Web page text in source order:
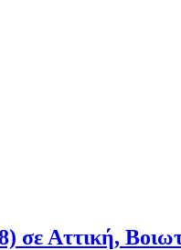
σε Αττική,